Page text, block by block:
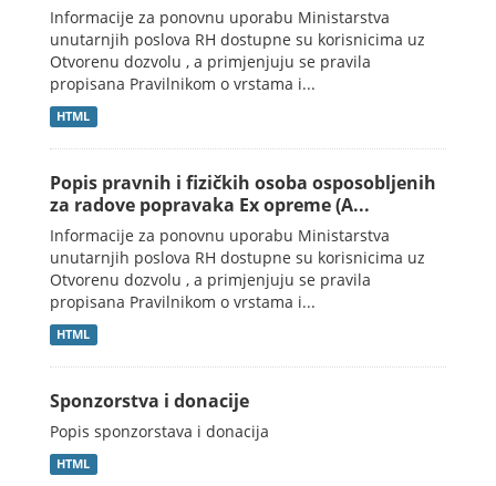
Informacije za ponovnu uporabu Ministarstva
unutarnjih poslova RH dostupne su korisnicima uz
Otvorenu dozvolu , a primjenjuju se pravila
propisana Pravilnikom o vrstama i...
HTML
Popis pravnih i fizičkih osoba osposobljenih
za radove popravaka Ex opreme (A...
Informacije za ponovnu uporabu Ministarstva
unutarnjih poslova RH dostupne su korisnicima uz
Otvorenu dozvolu , a primjenjuju se pravila
propisana Pravilnikom o vrstama i...
HTML
Sponzorstva i donacije
Popis sponzorstava i donacija
HTML